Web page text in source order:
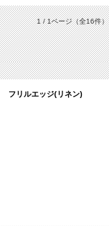
1 / 1ページ（全16件）
フリルエッジ(リネン)